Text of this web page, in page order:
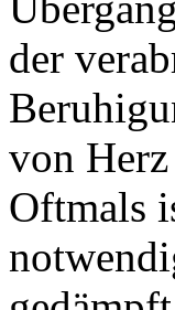
der
von
Oftmals